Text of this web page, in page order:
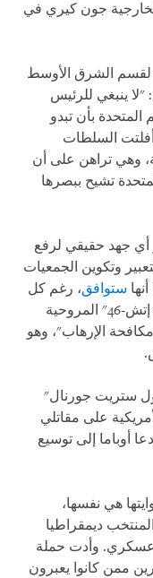
جون كيري في
لقسم الشرق الأوسط
ينبغي للرئيس
بأن تبدو
السلطات
وهي تراهن على أن
تشيح ببصرها
مصر أي جهد حقيقي لرفع
وتكوين الجمعيات
ستوافق، رغم كل
شيء، على تسليم طائرات الأباتشي "إيه إتش-46" المروحية
الإرهاب"، وهو
ستريت جورنال"
على مقاتلي
أوباما إلى توسيع
هي نفسها،
المنتخب ديمقراطيا
يوليو/تموز 2013 بدعم عسكري. وأدت حملة
ممن كانوا يعبرون